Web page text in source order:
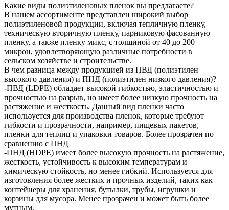
Какие виды полиэтиленовых пленок вы предлагаете?
В нашем ассортименте представлен широкий выбор
полиэтиленовой продукции, включая тепличную пленку,
техническую вторичную пленку, парниковую фасованную
пленку, а также пленку микс, с толщиной от 40 до 200
микрон, удовлетворяющую различные потребности в
сельском хозяйстве и строительстве.
В чем разница между продукцией из ПВД (полиэтилен
высокого давления) и ПНД (полиэтилен низкого давления)?
-ПВД (LDPE) обладает высокой гибкостью, эластичностью и
прочностью на разрыв, но имеет более низкую прочность на
растяжение и жесткость. Данный вид пленки часто
используется для производства пленок, которые требуют
гибкости и прозрачности, например, пищевых пакетов,
пленки для теплиц и упаковки товаров. Более прозрачен по
сравнению с ПНД
-ПНД (HDPE) имеет более высокую прочность на растяжение,
жесткость, устойчивость к высоким температурам и
химическую стойкость, но менее гибкий. Используется для
изготовления более жестких и прочных изделий, таких как
контейнеры для хранения, бутылки, трубы, игрушки и
корзины для мусора. Менее прозрачен и может быть более
мутным.